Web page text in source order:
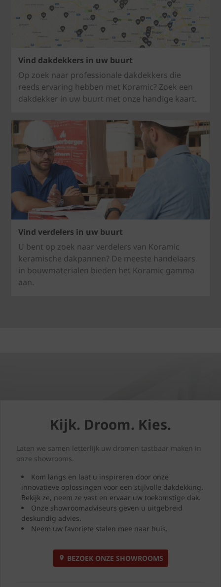
Vind dakdekkers in uw buurt
Op zoek naar professionale dakdekkers die
reeds ervaring hebben met Koramic? Zoek een
dakdekker in uw buurt met onze handige kaart.
Vind verdelers in uw buurt
U bent op zoek naar verdelers van Koramic
keramische dakpannen? De meeste handelaars
in bouwmaterialen bieden het Koramic gamma
aan.
Kijk. Droom. Kies.
Laten we samen letterlijk uw dromen tastbaar maken in
onze showrooms.
Kom langs en laat u inspireren door onze
innovatieve oplossingen voor een stijlvolle dakdekking.
Bekijk ze, neem ze vast en ervaar uw toekomstige dak.
Onze showroomadviseurs geven u uitgebreid
deskundig advies.
Neem uw favoriete stalen mee naar huis.
BEZOEK ONZE SHOWROOMS